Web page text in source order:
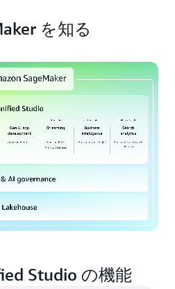
、SQL クエリの生成、デー
作成と実行をすべて自然言
イしたり、カスタムの生成
AI アプリケーションなどの
ファクトを作成して安全に
製品をより早く市場に投入
タを 1 つのコピーにまとめ
ハウス内の分析ツールや AI
、きめ細かなアクセス許可
します。ゼロ ETL 統合によ
アプリケーションからのデ
でレイクハウスに取り込む
、サードパーティーのデー
ェデレーテッドクエリ機能
ータにアクセスしてクエリ
業のセキュリティを確保し
ル、および開発アーティフ
目的に合わせて制御できま
Catalogによるきめ細かな
一の許可モデルを使用し
一貫して定義し、適用でき
検出、ガードレール、責任
AI モデルを保護します。
トメーション、機密データ
リネージを通じて、組織全
。
を知る
Studio の機能